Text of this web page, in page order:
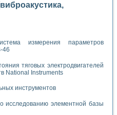
измерения параметров
46
тяговых электродвигателей
National Instruments
инструментов
исследованию элементной базы